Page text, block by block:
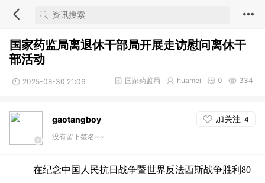
国家药监局离退休干部局开展走访慰问离休干
部活动
2025-08-30 21:06 334
0
huamei
国家药监局
gaotangboy 加关注 4
没有留下签名~~
在纪念中国人民抗日战争暨世界反法西斯战争胜利80